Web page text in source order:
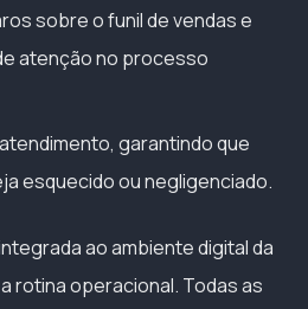
sobre o funil de vendas e
atenção no processo
garantindo que
esquecido ou negligenciado.
ao ambiente digital da
rotina operacional. Todas as